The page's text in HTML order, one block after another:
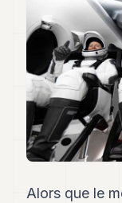
Andy
38
Andy
37
Andy
36
Andy
35
Andy
Andy
Alors que le